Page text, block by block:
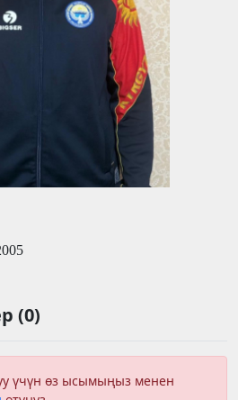
(0)
үчүн өз ысымыңыз менен